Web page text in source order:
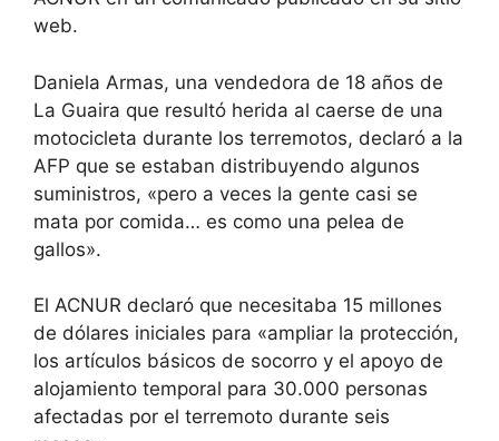
web.
Daniela Armas, una vendedora de 18 años de
La Guaira que resultó herida al caerse de una
motocicleta durante los terremotos, declaró a la
AFP que se estaban distribuyendo algunos
suministros, «pero a veces la gente casi se
mata por comida… es como una pelea de
gallos».
El ACNUR declaró que necesitaba 15 millones
de dólares iniciales para «ampliar la protección,
los artículos básicos de socorro y el apoyo de
alojamiento temporal para 30.000 personas
afectadas por el terremoto durante seis